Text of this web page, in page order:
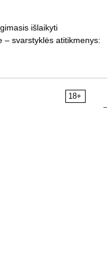
išlaikyti
– svarstyklės atitikmenys:
18+